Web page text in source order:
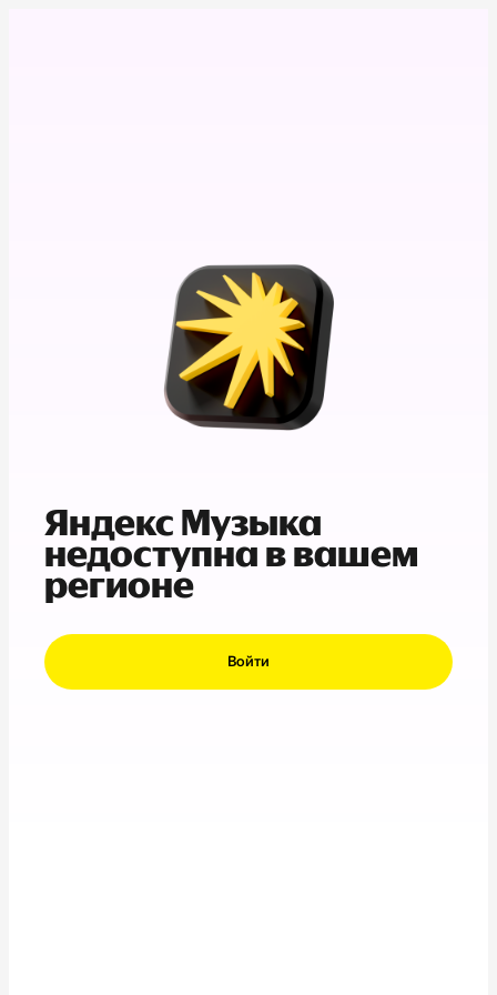
Яндекс Музыка
недоступна в вашем
регионе
Войти